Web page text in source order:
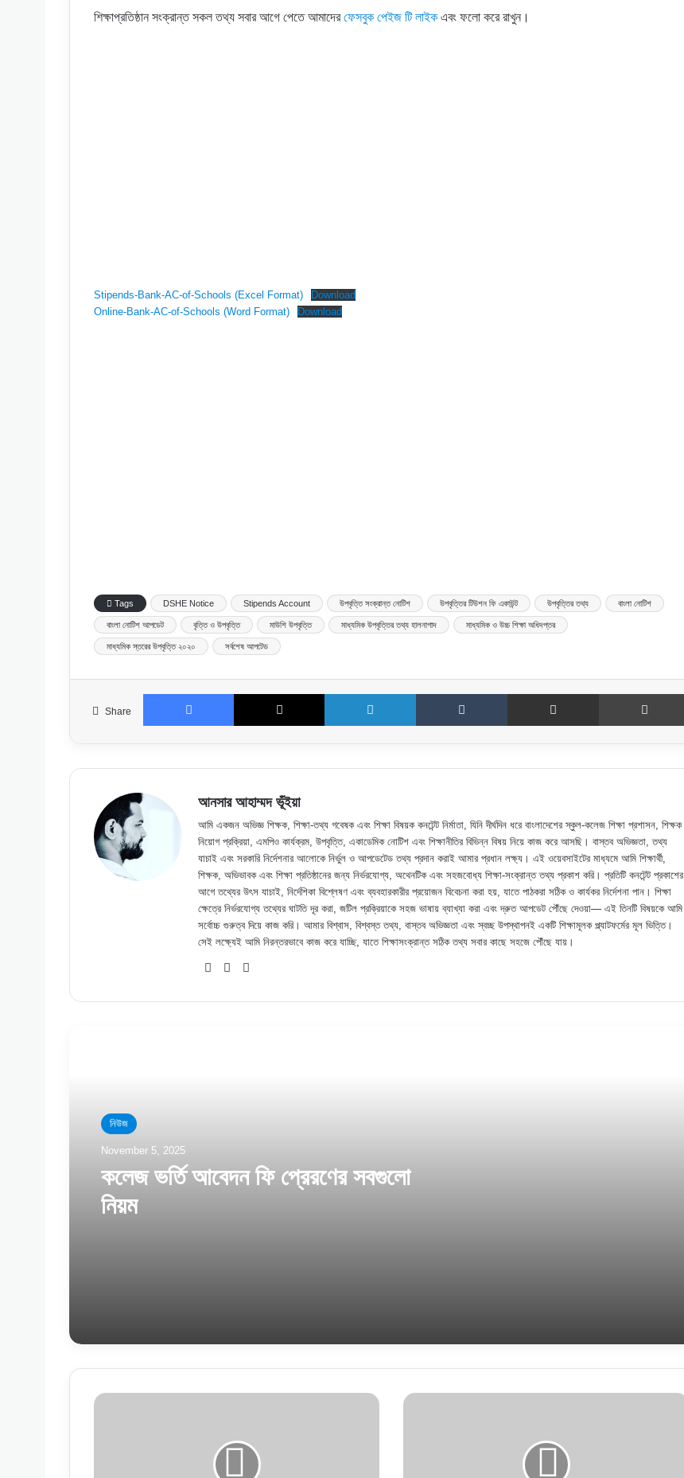
শিক্ষাপ্রতিষ্ঠান সংক্রান্ত সকল তথ্য সবার আগে পেতে আমাদেরফেসবুক পেইজ টি লাইক এবং ফলো করে রাখুন।
Stipends-Bank-AC-of-Schools (Excel Format)
Download
Online-Bank-AC-of-Schools (Word Format)
Download
Tags DSHE Notice Stipends Account উপবৃত্তি সংক্রান্ত নোটিশ উপবৃত্তির টিউশন ফি একাউন্ট উপবৃত্তির তথ্য বাংলা নোটিশ
বাংলা নোটিশ আপডেট বৃত্তি ও উপবৃত্তি মাউশি উপবৃত্তি মাধ্যমিক উপবৃত্তির তথ্য হালনাগাদ মাধ্যমিক ও উচ্চ শিক্ষা অধিদপ্তর
মাধ্যমিক স্তরের উপবৃত্তি ২০২০ সর্বশেষ আপটেড
Share
Facebook X LinkedIn Tumblr Share via Email
আনসার আহাম্মদ ভূঁইয়া
আমি একজন অভিজ্ঞ শিক্ষক, শিক্ষা-তথ্য গবেষক এবং শিক্ষা বিষয়ক কনটেন্ট নির্মাতা, যিনি দীর্ঘদিন ধরে বাংলাদেশের স্কুল-কলেজ শিক্ষা প্রশাসন, শিক্ষক
নিয়োগ প্রক্রিয়া, এমপিও কার্যক্রম, উপবৃত্তি, একাডেমিক নোটিশ এবং শিক্ষানীতির বিভিন্ন বিষয় নিয়ে কাজ করে আসছি। বাস্তব অভিজ্ঞতা, তথ্য
যাচাই এবং সরকারি নির্দেশনার আলোকে নির্ভুল ও আপডেটেড তথ্য প্রদান করাই আমার প্রধান লক্ষ্য। এই ওয়েবসাইটের মাধ্যমে আমি শিক্ষার্থী,
শিক্ষক, অভিভাবক এবং শিক্ষা প্রতিষ্ঠানের জন্য নির্ভরযোগ্য, অথেনটিক এবং সহজবোধ্য শিক্ষা-সংক্রান্ত তথ্য প্রকাশ করি। প্রতিটি কনটেন্ট প্রকাশের
আগে তথ্যের উৎস যাচাই, নির্দেশিকা বিশ্লেষণ এবং ব্যবহারকারীর প্রয়োজন বিবেচনা করা হয়, যাতে পাঠকরা সঠিক ও কার্যকর নির্দেশনা পান। শিক্ষা
ক্ষেত্রে নির্ভরযোগ্য তথ্যের ঘাটতি দূর করা, জটিল প্রক্রিয়াকে সহজ ভাষায় ব্যাখ্যা করা এবং দ্রুত আপডেট পৌঁছে দেওয়া— এই তিনটি বিষয়কে আমি
সর্বোচ্চ গুরুত্ব দিয়ে কাজ করি। আমার বিশ্বাস, বিশ্বস্ত তথ্য, বাস্তব অভিজ্ঞতা এবং স্বচ্ছ উপস্থাপনই একটি শিক্ষামূলক প্ল্যাটফর্মের মূল ভিত্তি।
সেই লক্ষ্যেই আমি নিরন্তরভাবে কাজ করে যাচ্ছি, যাতে শিক্ষাসংক্রান্ত সঠিক তথ্য সবার কাছে সহজে পৌঁছে যায়।
WebsiteFacebook
নিউজ
November 5, 2025
কলেজ ভর্তি আবেদন ফি প্রেরণের সবগুলো
নিয়ম
কলেজ ভর্তি আবেদন ফি প্রেরণের সবগুলো নিয়ম
নবম শ্রেণি রেজিষ্ট্রেশন তথ্য সংগ্রহের ফরম ও জরুরি
নির্দেশনা
নতুন এমপিওভুক্ত শিক্ষা প্রতিষ্ঠান ব্যাংকে বেতন বিল জমা
শিক্ষক
সমগ্র